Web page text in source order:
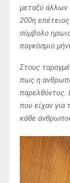
μεταξύ άλλων
200η
σύμβολο
παγκόσμιο
Στους
πως η
παρελθόντος.
που είχαν για
κάθε